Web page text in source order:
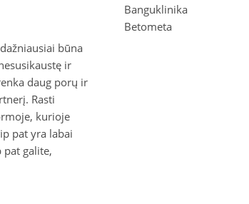
būna
ir
daug porų ir
Rasti
kurioje
pat yra labai
pat galite,
Banguklinika
Betometa